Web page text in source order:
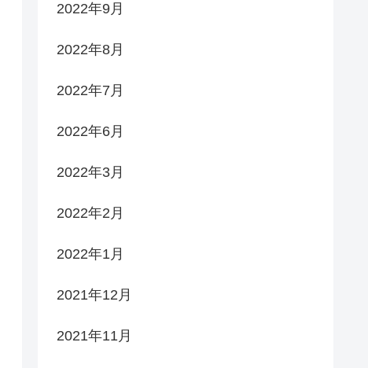
2022年9月
2022年8月
2022年7月
2022年6月
2022年3月
2022年2月
2022年1月
2021年12月
2021年11月